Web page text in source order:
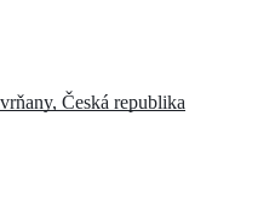
Česká republika